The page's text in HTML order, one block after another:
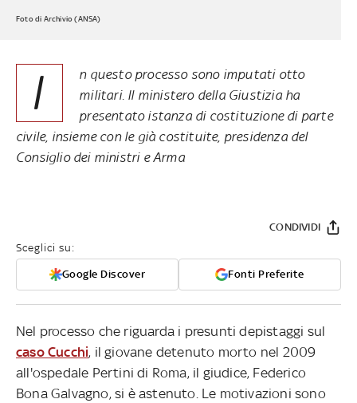
Foto di Archivio (ANSA)
I
n questo processo sono imputati otto
militari. Il ministero della Giustizia ha
presentato istanza di costituzione di parte
civile, insieme con le già costituite, presidenza del
Consiglio dei ministri e Arma
Sceglici su:
Google Discover Fonti Preferite
CONDIVIDI
Nel processo che riguarda i presunti depistaggi sul
caso Cucchi, il giovane detenuto morto nel 2009
all'ospedale Pertini di Roma, il giudice, Federico
Bona Galvagno, si è astenuto. Le motivazioni sono